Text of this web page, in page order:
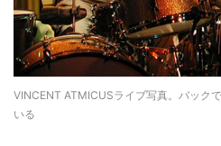
VINCENT ATMICUSライブ写真。バック
いる